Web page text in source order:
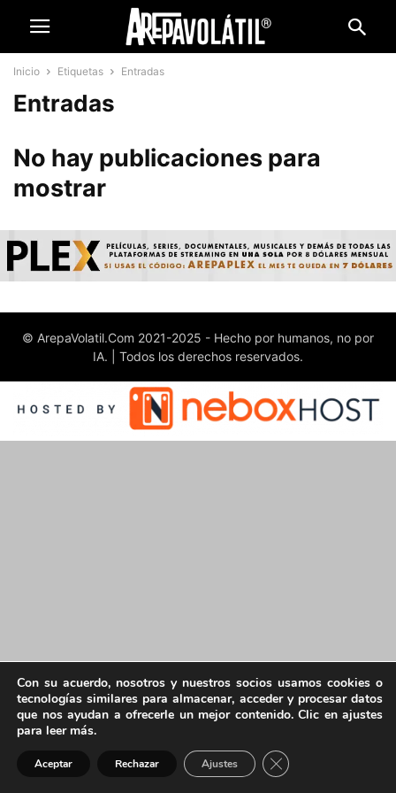
Inicio Etiquetas Entradas
Entradas
No hay publicaciones para
mostrar
© ArepaVolatil.Com 2021-2025 - Hecho por humanos, no por
IA. | Todos los derechos reservados.
Con su acuerdo, nosotros y nuestros socios usamos cookies o
tecnologías similares para almacenar, acceder y procesar datos
que nos ayudan a ofrecerle un mejor contenido. Clic en ajustes
para leer más.
Aceptar Rechazar Ajustes Cerrar el banner de